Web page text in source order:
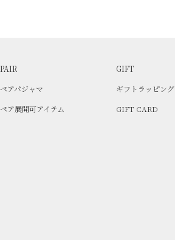
PAIR
ペアパジャマ
ペア展開可アイテム
GIFT
ギフトラッピング
GIFT CARD